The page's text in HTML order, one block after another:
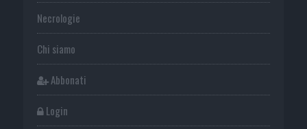
Necrologie
Chi siamo
Abbonati
Login